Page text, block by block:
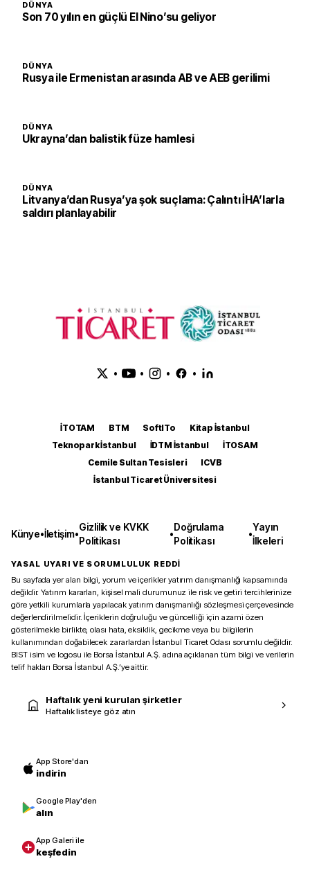
DÜNYA
Son 70 yılın en güçlü El Nino’su geliyor
DÜNYA
Rusya ile Ermenistan arasında AB ve AEB gerilimi
DÜNYA
Ukrayna’dan balistik füze hamlesi
DÜNYA
Litvanya’dan Rusya’ya şok suçlama: Çalıntı İHA’larla
saldırı planlayabilir
• • • •
İTOTAM BTM SoftITo
Kitap İstanbul
Teknopark İstanbul
İDTM İstanbul
İTOSAM
Cemile Sultan Tesisleri
ICVB
İstanbul Ticaret Üniversitesi
Künye•İletişim•
Gizlilik ve KVKK
Politikası
•
Doğrulama
Politikası
•
Yayın
İlkeleri
YASAL UYARI VE SORUMLULUK REDDİ
Bu sayfada yer alan bilgi, yorum ve içerikler yatırım danışmanlığı kapsamında
değildir. Yatırım kararları, kişisel mali durumunuz ile risk ve getiri tercihlerinize
göre yetkili kurumlarla yapılacak yatırım danışmanlığı sözleşmesi çerçevesinde
değerlendirilmelidir. İçeriklerin doğruluğu ve güncelliği için azami özen
gösterilmekle birlikte, olası hata, eksiklik, gecikme veya bu bilgilerin
kullanımından doğabilecek zararlardan İstanbul Ticaret Odası sorumlu değildir.
BIST isim ve logosu ile Borsa İstanbul A.Ş. adına açıklanan tüm bilgi ve verilerin
telif hakları Borsa İstanbul A.Ş.’ye aittir.
Haftalık yeni kurulan şirketler
Haftalık listeye göz atın
App Store'dan
indirin
Google Play'den
alın
App Galeri ile
keşfedin